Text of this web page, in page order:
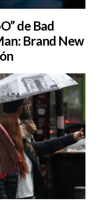
de Bad
Brand New